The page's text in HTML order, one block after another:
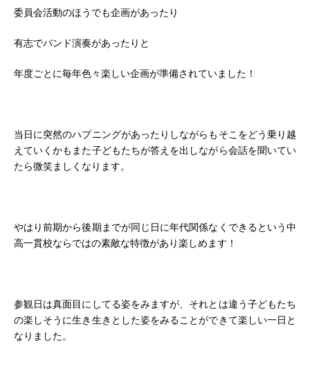
委員会活動のほうでも企画があったり
有志でバンド演奏があったりと
年度ごとに毎年色々楽しい企画が準備されていました！
当日に突然のハプニングがあったりしながらもそこをどう乗り越
えていくかもまた子どもたちが答えを出しながら会話を聞いてい
たら微笑ましくなります。
やはり前期から後期までが同じ日に年代関係なくできるという中
高一貫校ならではの素敵な特徴があり楽しめます！
参観日は真面目にしてる姿をみますが、それとは違う子どもたち
の楽しそうに生き生きとした姿をみることができて楽しい一日と
なりました。